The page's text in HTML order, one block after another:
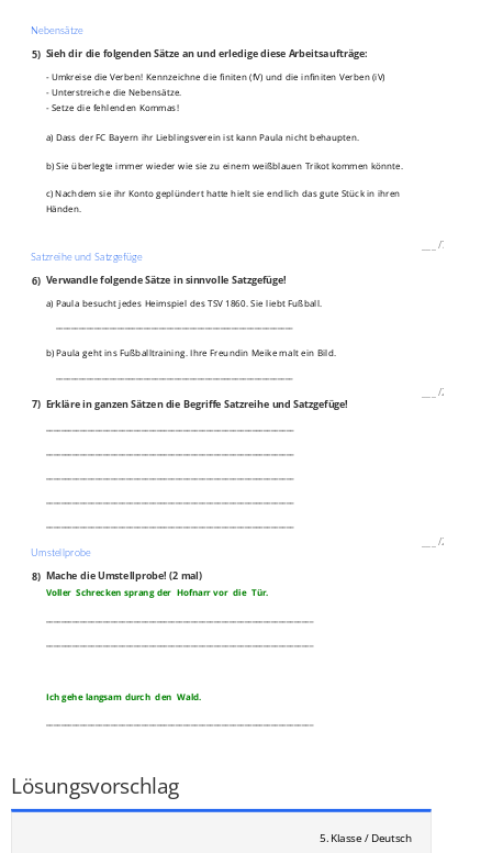
Nebensätze
5) Sieh dir die folgenden Sätze an und erledige diese Arbeitsaufträge:
- Umkreise die Verben! Kennzeichne die finiten (fV) und die infiniten Verben (iV)
- Unterstreiche die Nebensätze.
- Setze die fehlenden Kommas!
a) Dass der FC Bayern ihr Lieblingsverein ist kann Paula nicht behaupten.
b) Sie überlegte immer wieder wie sie zu einem weißblauen Trikot kommen könnte.
c) Nachdem sie ihr Konto geplündert hatte hielt sie endlich das gute Stück in ihren
Händen.
/7P
Satzreihe und Satzgefüge
6) Verwandle folgende Sätze in sinnvolle Satzgefüge!
a) Paula besucht jedes Heimspiel des TSV 1860. Sie liebt Fußball.
b) Paula geht ins Fußballtraining. Ihre Freundin Meike malt ein Bild.
/2P
7) Erkläre in ganzen Sätzen die Begriffe Satzreihe und Satzgefüge!
/2P
Umstellprobe
8) Mache die Umstellprobe! (2 mal)
Voller Schrecken sprang der Hofnarr vor die Tür.
Ich gehe langsam durch den Wald.
Lösungsvorschlag
5. Klasse / Deutsch